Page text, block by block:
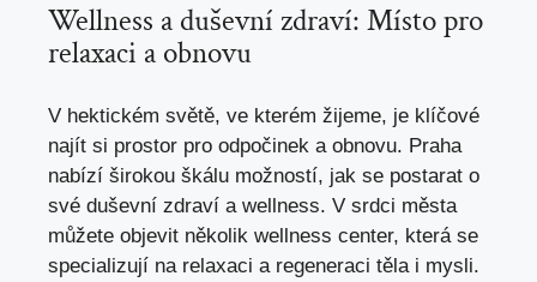
Wellness a duševní zdraví: Místo pro
relaxaci a obnovu
V hektickém světě, ve kterém žijeme, je klíčové
najít si prostor pro odpočinek a obnovu. Praha
nabízí širokou škálu možností, jak se postarat o
své duševní zdraví a wellness. V srdci města
můžete objevit několik wellness center, která se
specializují na relaxaci a regeneraci těla i mysli.